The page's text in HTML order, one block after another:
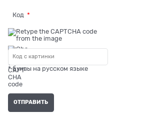
Код
* буквы на русском языке